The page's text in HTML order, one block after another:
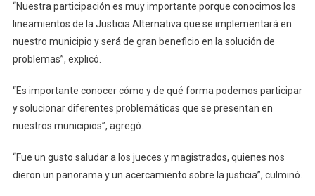
“Nuestra participación es muy importante porque conocimos los
lineamientos de la Justicia Alternativa que se implementará en
nuestro municipio y será de gran beneficio en la solución de
problemas”, explicó.
“Es importante conocer cómo y de qué forma podemos participar
y solucionar diferentes problemáticas que se presentan en
nuestros municipios”, agregó.
“Fue un gusto saludar a los jueces y magistrados, quienes nos
dieron un panorama y un acercamiento sobre la justicia”, culminó.